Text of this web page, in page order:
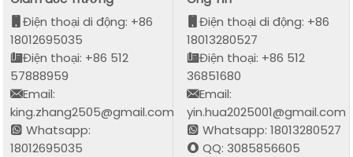
Điện thoại di động: +86
18012695035
Điện thoại: +86 512
57888959
Email:
king.zhang2505@gmail.com
Whatsapp:
18012695035
Điện thoại di động: +86
18013280527
Điện thoại: +86 512
36851680
Email:
yin.hua2025001@gmail.com
Whatsapp: 18013280527
QQ: 3085856605